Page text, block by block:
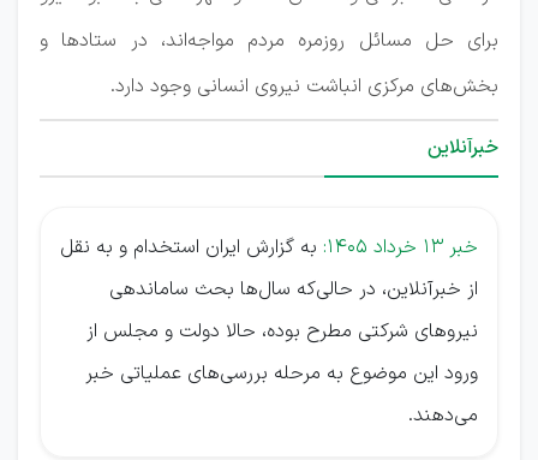
برای حل مسائل روزمره مردم مواجه‌اند، در ستادها و
بخش‌های مرکزی انباشت نیروی انسانی وجود دارد.
خبرآنلاین
خبر 13 خرداد 1405:
به گزارش ایران استخدام و به نقل
از خبرآنلاین، در حالی‌که سال‌ها بحث ساماندهی
نیروهای شرکتی مطرح بوده، حالا دولت و مجلس از
ورود این موضوع به مرحله بررسی‌های عملیاتی خبر
می‌دهند.